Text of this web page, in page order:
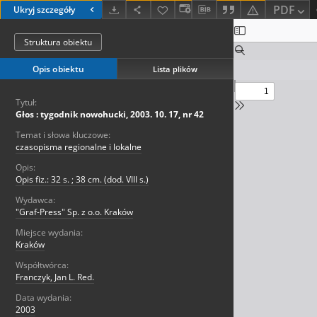
Ukryj szczegóły PDF
Struktura obiektu
Opis obiektu Lista plików
Tytuł:
Głos : tygodnik nowohucki, 2003. 10. 17, nr 42
Temat i słowa kluczowe:
czasopisma regionalne i lokalne
Opis:
Opis fiz.: 32 s. ; 38 cm. (dod. VIII s.)
Wydawca:
"Graf-Press" Sp. z o.o. Kraków
Miejsce wydania:
Kraków
Współtwórca:
Franczyk, Jan L. Red.
Data wydania:
2003